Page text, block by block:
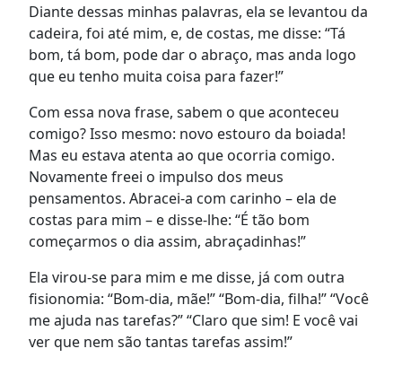
Diante dessas minhas palavras, ela se levantou da
cadeira, foi até mim, e, de costas, me disse: “Tá
bom, tá bom, pode dar o abraço, mas anda logo
que eu tenho muita coisa para fazer!”
Com essa nova frase, sabem o que aconteceu
comigo? Isso mesmo: novo estouro da boiada!
Mas eu estava atenta ao que ocorria comigo.
Novamente freei o impulso dos meus
pensamentos. Abracei-a com carinho – ela de
costas para mim – e disse-lhe: “É tão bom
começarmos o dia assim, abraçadinhas!”
Ela virou-se para mim e me disse, já com outra
fisionomia: “Bom-dia, mãe!” “Bom-dia, filha!” “Você
me ajuda nas tarefas?” “Claro que sim! E você vai
ver que nem são tantas tarefas assim!”